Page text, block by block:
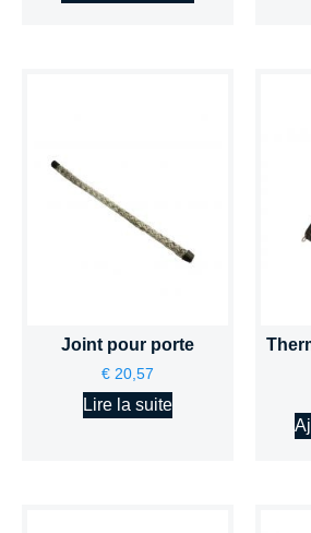
Joint pour porte
€ 20,57
Lire la suite